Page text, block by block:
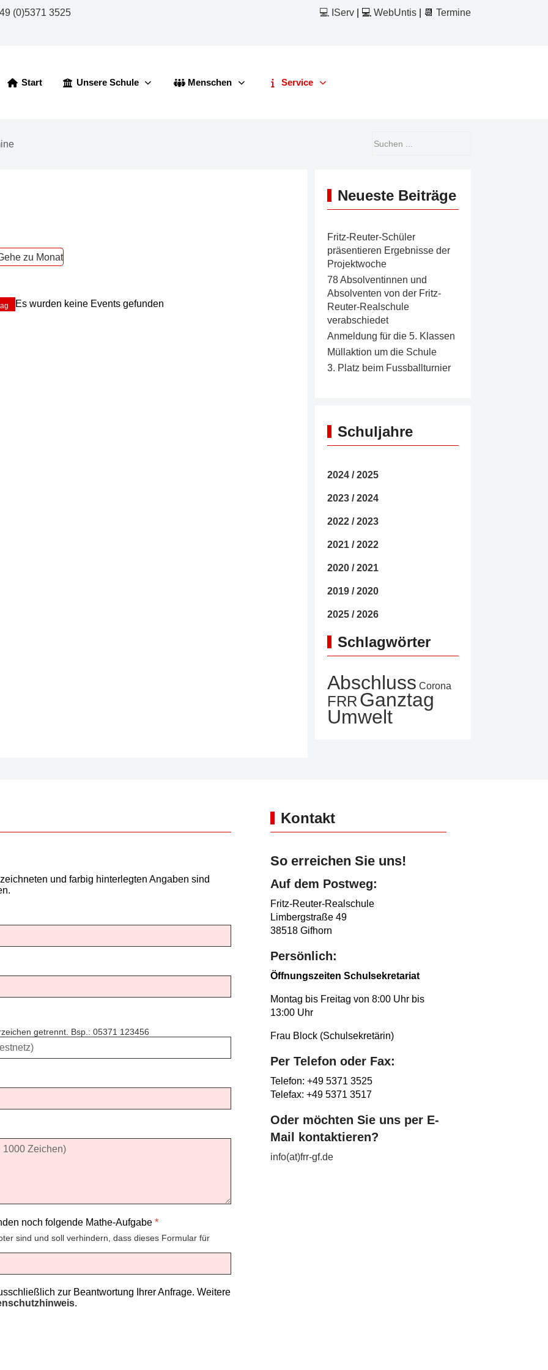
(0)5371 3525
💻 IServ | 💻 WebUntis | 📆 Termine
Start Unsere Schule Menschen Service
zu Monat
Es wurden keine Events gefunden
Neueste Beiträge
Fritz-Reuter-Schüler
präsentieren Ergebnisse der
Projektwoche
78 Absolventinnen und
Absolventen von der Fritz-
Reuter-Realschule
verabschiedet
Anmeldung für die 5. Klassen
Müllaktion um die Schule
3. Platz beim Fussballturnier
Schuljahre
2024 / 2025
2023 / 2024
2022 / 2023
2021 / 2022
2020 / 2021
2019 / 2020
2025 / 2026
Schlagwörter
Abschluss Corona
FRR Ganztag
Umwelt
und farbig hinterlegten Angaben sind
getrennt. Bsp.: 05371 123456
noch folgende Mathe-Aufgabe *
sind und soll verhindern, dass dieses Formular für
zur Beantwortung Ihrer Anfrage. Weitere
.
Kontakt
So erreichen Sie uns!
Auf dem Postweg:
Fritz-Reuter-Realschule
Limbergstraße 49
38518 Gifhorn
Persönlich:
Öffnungszeiten Schulsekretariat
Montag bis Freitag von 8:00 Uhr bis
13:00 Uhr
Frau Block (Schulsekretärin)
Per Telefon oder Fax:
Telefon: +49 5371 3525
Telefax: +49 5371 3517
Oder möchten Sie uns per E-
Mail kontaktieren?
info(at)frr-gf.de